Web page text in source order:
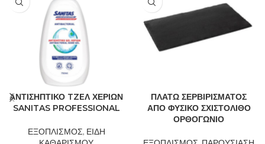
ΑΝΤΙΣΗΠΤΙΚΟ TZEΛ ΧΕΡΙΩΝ
SANITAS PROFESSIONAL
ΕΞΟΠΛΙΣΜΟΣ, ΕΙΔΗ
ΠΛΑΤΩ ΣΕΡΒΙΡΙΣΜΑΤΟΣ
ΑΠΟ ΦΥΣΙΚΟ ΣΧΙΣΤΟΛΙΘΟ
ΟΡΘΟΓΩΝΙΟ